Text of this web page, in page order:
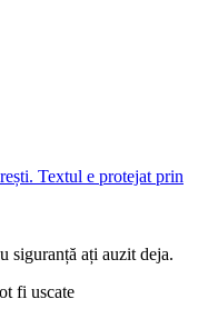
Textul e protejat prin
siguranță ați auzit deja.
fi uscate